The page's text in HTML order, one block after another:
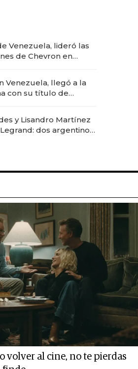
Venezuela, lideró las
de Chevron en
Venezuela, llegó a la
con su título de
"fast premium"
y Lisandro Martínez
dos argentinos
volver al cine, no te pierdas